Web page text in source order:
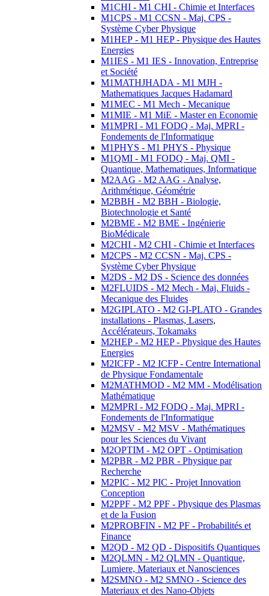
M1CHI - M1 CHI - Chimie et Interfaces
M1CPS - M1 CCSN - Maj. CPS -
Système Cyber Physique
M1HEP - M1 HEP - Physique des Hautes
Energies
M1IES - M1 IES - Innovation, Entreprise
et Société
M1MATHJHADA - M1 MJH -
Mathematiques Jacques Hadamard
M1MEC - M1 Mech - Mecanique
M1MIE - M1 MiE - Master en Economie
M1MPRI - M1 FODQ - Maj. MPRI -
Fondements de l'Informatique
M1PHYS - M1 PHYS - Physique
M1QMI - M1 FODQ - Maj. QMI -
Quantique, Mathematiques, Informatique
M2AAG - M2 AAG - Analyse,
Arithmétique, Géométrie
M2BBH - M2 BBH - Biologie,
Biotechnologie et Santé
M2BME - M2 BME - Ingénierie
BioMédicale
M2CHI - M2 CHI - Chimie et Interfaces
M2CPS - M2 CCSN - Maj. CPS -
Système Cyber Physique
M2DS - M2 DS - Science des données
M2FLUIDS - M2 Mech - Maj. Fluids -
Mecanique des Fluides
M2GIPLATO - M2 GI-PLATO - Grandes
installations - Plasmas, Lasers,
Accélérateurs, Tokamaks
M2HEP - M2 HEP - Physique des Hautes
Energies
M2ICFP - M2 ICFP - Centre International
de Physique Fondamentale
M2MATHMOD - M2 MM - Modélisation
Mathématique
M2MPRI - M2 FODQ - Maj. MPRI -
Fondements de l'Informatique
M2MSV - M2 MSV - Mathématiques
pour les Sciences du Vivant
M2OPTIM - M2 OPT - Optimisation
M2PBR - M2 PBR - Physique par
Recherche
M2PIC - M2 PIC - Projet Innovation
Conception
M2PPF - M2 PPF - Physique des Plasmas
et de la Fusion
M2PROBFIN - M2 PF - Probabilités et
Finance
M2QD - M2 QD - Dispositifs Quantiques
M2QLMN - M2 QLMN - Quantique,
Lumiere, Materiaux et Nanosciences
M2SMNO - M2 SMNO - Science des
Materiaux et des Nano-Objets